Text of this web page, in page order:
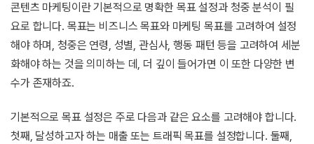
콘텐츠 마케팅이란 기본적으로 명확한 목표 설정과 청중 분석이 필
요로 합니다. 목표는 비즈니스 목표와 마케팅 목표를 고려하여 설정
해야 하며, 청중은 연령, 성별, 관심사, 행동 패턴 등을 고려하여 세분
화해야 하는 것을 의미하는 데, 더 깊이 들어가면 이 또한 다양한 변
수가 존재하죠.
기본적으로 목표 설정은 주로 다음과 같은 요소를 고려해야 합니다.
첫째, 달성하고자 하는 매출 또는 트래픽 목표를 설정합니다. 둘째,